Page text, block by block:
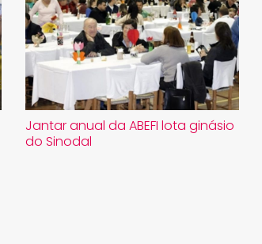
Jantar anual da ABEFI lota ginásio
do Sinodal